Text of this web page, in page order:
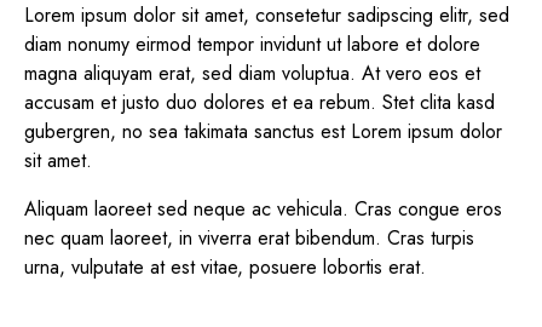
Lorem ipsum dolor sit amet, consetetur sadipscing elitr, sed
diam nonumy eirmod tempor invidunt ut labore et dolore
magna aliquyam erat, sed diam voluptua. At vero eos et
accusam et justo duo dolores et ea rebum. Stet clita kasd
gubergren, no sea takimata sanctus est Lorem ipsum dolor
sit amet.
Aliquam laoreet sed neque ac vehicula. Cras congue eros
nec quam laoreet, in viverra erat bibendum. Cras turpis
urna, vulputate at est vitae, posuere lobortis erat.